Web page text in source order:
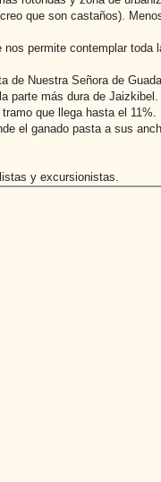
que son castaños).
permite contemplar
de Nuestra Señora de
parte más dura de
que llega hasta el 11%.
el ganado pasta a sus
y excursionistas.